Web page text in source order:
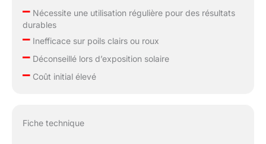
–Nécessite une utilisation régulière pour des résultats
durables
–Inefficace sur poils clairs ou roux
–Déconseillé lors d’exposition solaire
–Coût initial élevé
Fiche technique